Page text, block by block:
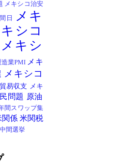
メキシコ治安
日
メキ
シコ
メキシ
造業PMI メキ
メキシコ
易収支
メキ
問題 原油
間スワップ集
関係 米関税
間選挙